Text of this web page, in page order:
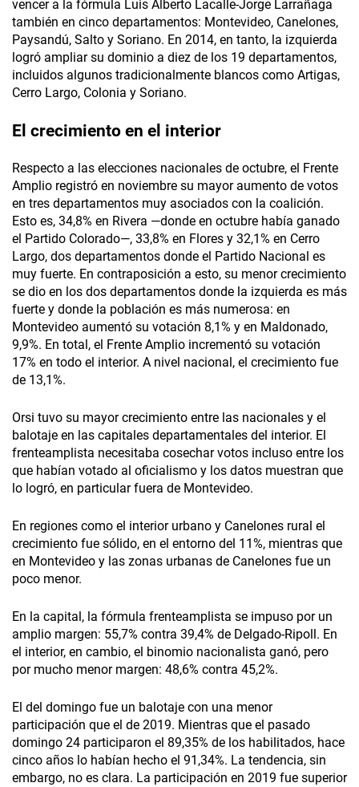
vencer a la fórmula Luis Alberto Lacalle-Jorge Larrañaga
también en cinco departamentos: Montevideo, Canelones,
Paysandú, Salto y Soriano. En 2014, en tanto, la izquierda
logró ampliar su dominio a diez de los 19 departamentos,
incluidos algunos tradicionalmente blancos como Artigas,
Cerro Largo, Colonia y Soriano.
El crecimiento en el interior
Respecto a las elecciones nacionales de octubre, el Frente
Amplio registró en noviembre su mayor aumento de votos
en tres departamentos muy asociados con la coalición.
Esto es, 34,8% en Rivera —donde en octubre había ganado
el Partido Colorado—, 33,8% en Flores y 32,1% en Cerro
Largo, dos departamentos donde el Partido Nacional es
muy fuerte. En contraposición a esto, su menor crecimiento
se dio en los dos departamentos donde la izquierda es más
fuerte y donde la población es más numerosa: en
Montevideo aumentó su votación 8,1% y en Maldonado,
9,9%. En total, el Frente Amplio incrementó su votación
17% en todo el interior. A nivel nacional, el crecimiento fue
de 13,1%.
Orsi tuvo su mayor crecimiento entre las nacionales y el
balotaje en las capitales departamentales del interior. El
frenteamplista necesitaba cosechar votos incluso entre los
que habían votado al oficialismo y los datos muestran que
lo logró, en particular fuera de Montevideo.
En regiones como el interior urbano y Canelones rural el
crecimiento fue sólido, en el entorno del 11%, mientras que
en Montevideo y las zonas urbanas de Canelones fue un
poco menor.
En la capital, la fórmula frenteamplista se impuso por un
amplio margen: 55,7% contra 39,4% de Delgado-Ripoll. En
el interior, en cambio, el binomio nacionalista ganó, pero
por mucho menor margen: 48,6% contra 45,2%.
El del domingo fue un balotaje con una menor
participación que el de 2019. Mientras que el pasado
domingo 24 participaron el 89,35% de los habilitados, hace
cinco años lo habían hecho el 91,34%. La tendencia, sin
embargo, no es clara. La participación en 2019 fue superior